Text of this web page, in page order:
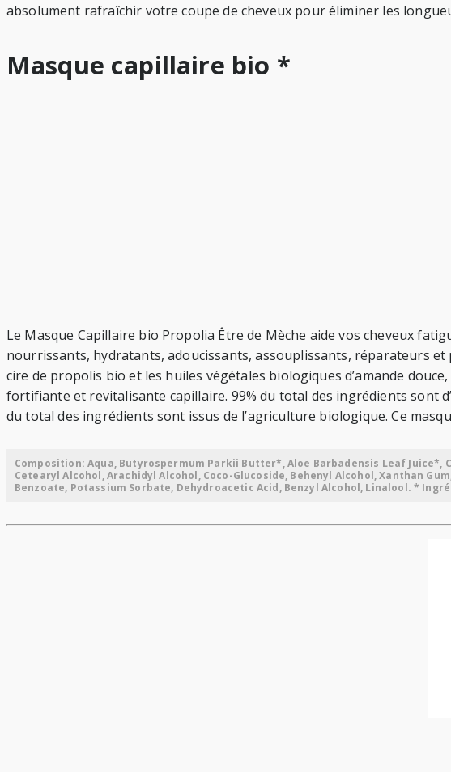
absolument rafraîchir votre coupe de cheveux pour éliminer les
Masque capillaire bio *
Le Masque Capillaire bio Propolia Être de Mèche aide vos cheveux
nourrissants, hydratants, adoucissants, assouplissants, réparateurs et
cire de propolis bio et les huiles végétales biologiques d’amande
fortifiante et revitalisante capillaire. 99% du total des ingrédients sont
du total des ingrédients sont issus de l’agriculture biologique. Ce
Composition: Aqua, Butyrospermum Parkii Butter*, Aloe Barbadensis Leaf
Cetearyl Alcohol, Arachidyl Alcohol, Coco-Glucoside, Behenyl Alcohol, Xanthan
Benzoate, Potassium Sorbate, Dehydroacetic Acid, Benzyl Alcohol, Linalool. *